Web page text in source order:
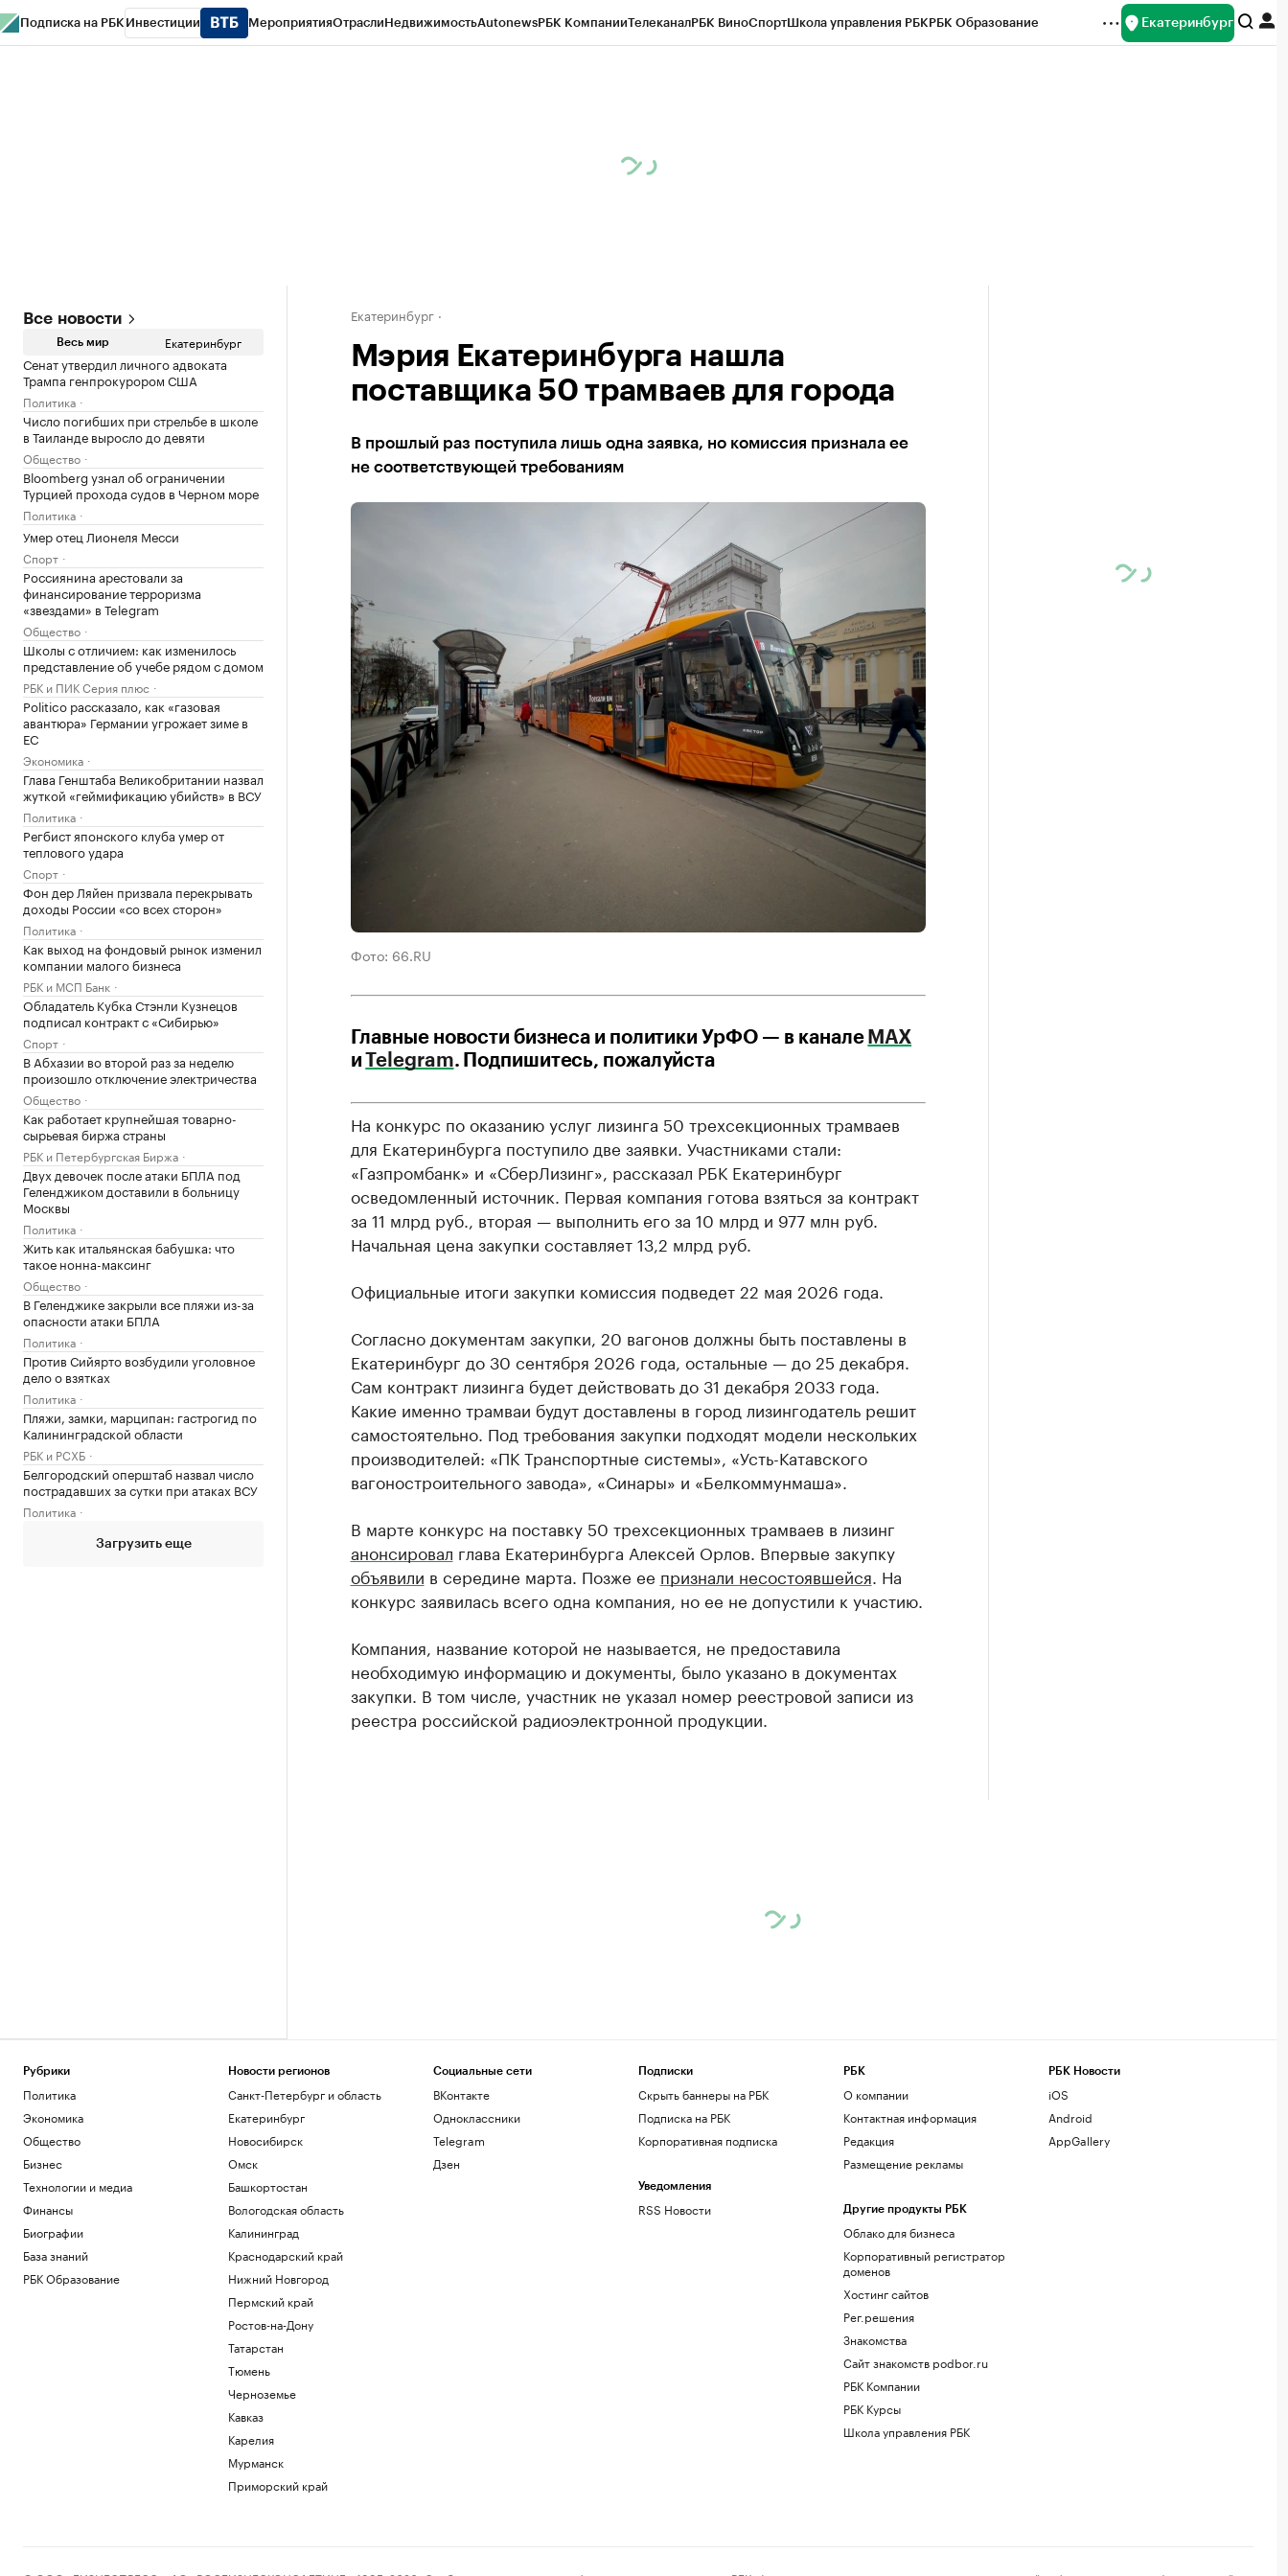
Подписка на РБК Инвестиции МероприятияОтраслиНедвижимостьAutonewsРБК КомпанииТелеканалРБК ВиноСпортШкола управления РБКРБК Образование Екатеринбург
Все новости
Весь мир Екатеринбург
Сенат утвердил личного адвоката
Трампа генпрокурором США
Политика
Число погибших при стрельбе в школе
в Таиланде выросло до девяти
Общество
Bloomberg узнал об ограничении
Турцией прохода судов в Черном море
Политика
Умер отец Лионеля Месси
Спорт
Россиянина арестовали за
финансирование терроризма
«звездами» в Telegram
Общество
Школы с отличием: как изменилось
представление об учебе рядом с домом
РБК и ПИК Серия плюс
Politico рассказало, как «газовая
авантюра» Германии угрожает зиме в
ЕС
Экономика
Глава Генштаба Великобритании назвал
жуткой «геймификацию убийств» в ВСУ
Политика
Регбист японского клуба умер от
теплового удара
Спорт
Фон дер Ляйен призвала перекрывать
доходы России «со всех сторон»
Политика
Как выход на фондовый рынок изменил
компании малого бизнеса
РБК и МСП Банк
Обладатель Кубка Стэнли Кузнецов
подписал контракт с «Сибирью»
Спорт
В Абхазии во второй раз за неделю
произошло отключение электричества
Общество
Как работает крупнейшая товарно-
сырьевая биржа страны
РБК и Петербургская Биржа
Двух девочек после атаки БПЛА под
Геленджиком доставили в больницу
Москвы
Политика
Жить как итальянская бабушка: что
такое нонна-максинг
Общество
В Геленджике закрыли все пляжи из-за
опасности атаки БПЛА
Политика
Против Сийярто возбудили уголовное
дело о взятках
Политика
Пляжи, замки, марципан: гастрогид по
Калининградской области
РБК и РСХБ
Белгородский оперштаб назвал число
пострадавших за сутки при атаках ВСУ
Политика
Загрузить еще
Екатеринбург
Мэрия Екатеринбурга нашла
поставщика 50 трамваев для города
В прошлый раз поступила лишь одна заявка, но комиссия признала ее
не соответствующей требованиям
Фото: 66.RU
Главные новости бизнеса и политики УрФО — в канале МАХ
и
Telegram. Подпишитесь, пожалуйста
На конкурс по оказанию услуг лизинга 50 трехсекционных трамваев
для Екатеринбурга поступило две заявки. Участниками стали:
«Газпромбанк» и «СберЛизинг», рассказал РБК Екатеринбург
осведомленный источник. Первая компания готова взяться за контракт
за 11 млрд руб., вторая — выполнить его за 10 млрд и 977 млн руб.
Начальная цена закупки составляет 13,2 млрд руб.
Официальные итоги закупки комиссия подведет 22 мая 2026 года.
Согласно документам закупки, 20 вагонов должны быть поставлены в
Екатеринбург до 30 сентября 2026 года, остальные — до 25 декабря.
Сам контракт лизинга будет действовать до 31 декабря 2033 года.
Какие именно трамваи будут доставлены в город лизингодатель решит
самостоятельно. Под требования закупки подходят модели нескольких
производителей: «ПК Транспортные системы», «Усть-Катавского
вагоностроительного завода», «Синары» и «Белкоммунмаша».
В марте конкурс на поставку 50 трехсекционных трамваев в лизинг
анонсировал глава Екатеринбурга Алексей Орлов. Впервые закупку
объявили в середине марта. Позже ее признали несостоявшейся . На
конкурс заявилась всего одна компания, но ее не допустили к участию.
Компания, название которой не называется, не предоставила
необходимую информацию и документы, было указано в документах
закупки. В том числе, участник не указал номер реестровой записи из
реестра российской радиоэлектронной продукции.
Рубрики
Политика
Экономика
Общество
Бизнес
Технологии и медиа
Финансы
Биографии
База знаний
РБК Образование
Новости регионов
Санкт-Петербург и область
Екатеринбург
Новосибирск
Омск
Башкортостан
Вологодская область
Калининград
Краснодарский край
Нижний Новгород
Пермский край
Ростов-на-Дону
Татарстан
Тюмень
Черноземье
Кавказ
Карелия
Мурманск
Приморский край
Социальные сети
ВКонтакте
Одноклассники
Telegram
Дзен
Подписки
Скрыть баннеры на РБК
Подписка на РБК
Корпоративная подписка
Уведомления
RSS Новости
РБК
О компании
Контактная информация
Редакция
Размещение рекламы
Другие продукты РБК
Облако для бизнеса
Корпоративный регистратор
доменов
Хостинг сайтов
Рег.решения
Знакомства
Сайт знакомств podbor.ru
РБК Компании
РБК Курсы
Школа управления РБК
РБК Новости
iOS
Android
AppGallery